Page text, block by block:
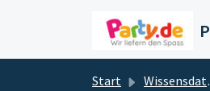
Start Wissensdatenbank